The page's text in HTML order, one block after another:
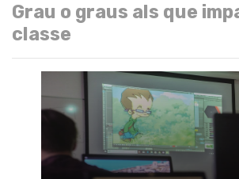
Grau o graus als que
classe